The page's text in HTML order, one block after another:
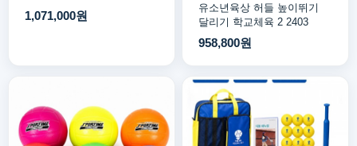
1,071,000원
유소년육상 허들 높이뛰기
달리기 학교체육 2 2403
958,800원